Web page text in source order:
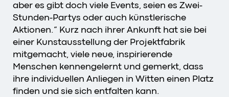
aber es gibt doch viele Events, seien es Zwei-
Stunden-Partys oder auch künstlerische
Aktionen.“ Kurz nach ihrer Ankunft hat sie bei
einer Kunstausstellung der Projektfabrik
mitgemacht, viele neue, inspirierende
Menschen kennengelernt und gemerkt, dass
ihre individuellen Anliegen in Witten einen Platz
finden und sie sich entfalten kann.